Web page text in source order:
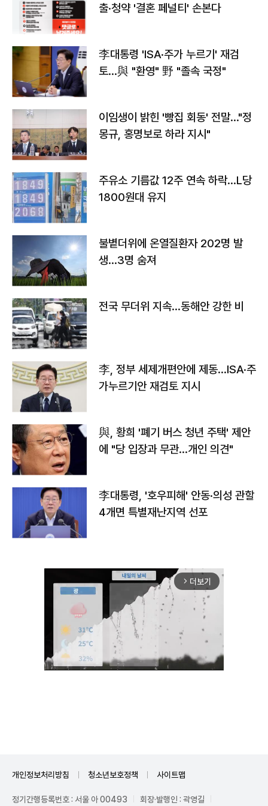
출·청약 '결혼 페널티' 손본다
李대통령 'ISA·주가 누르기' 재검
토…與 "환영" 野 "졸속 국정"
이임생이 밝힌 '빵집 회동' 전말…"정
몽규, 홍명보로 하라 지시"
주유소 기름값 12주 연속 하락…L당
1800원대 유지
불볕더위에 온열질환자 202명 발
생…3명 숨져
전국 무더위 지속…동해안 강한 비
李, 정부 세제개편안에 제동…ISA·주
가누르기안 재검토 지시
與, 황희 '폐기 버스 청년 주택' 제안
에 "당 입장과 무관…개인 의견"
李대통령, '호우피해' 안동·의성 관할
4개면 특별재난지역 선포
arrow_forward_ios 더보기
개인정보처리방침 청소년보호정책 사이트맵
정기간행등록번호 : 서울 아 00493 회장·발행인 : 곽영길